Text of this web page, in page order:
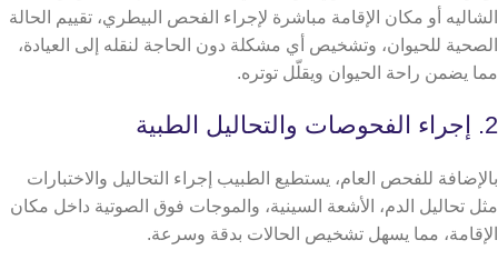
الشاليه أو مكان الإقامة مباشرة لإجراء الفحص البيطري، تقييم الحالة
الصحية للحيوان، وتشخيص أي مشكلة دون الحاجة لنقله إلى العيادة،
مما يضمن راحة الحيوان ويقلّل توتره.
2. إجراء الفحوصات والتحاليل الطبية
بالإضافة للفحص العام، يستطيع الطبيب إجراء التحاليل والاختبارات
مثل تحاليل الدم، الأشعة السينية، والموجات فوق الصوتية داخل مكان
الإقامة، مما يسهل تشخيص الحالات بدقة وسرعة.